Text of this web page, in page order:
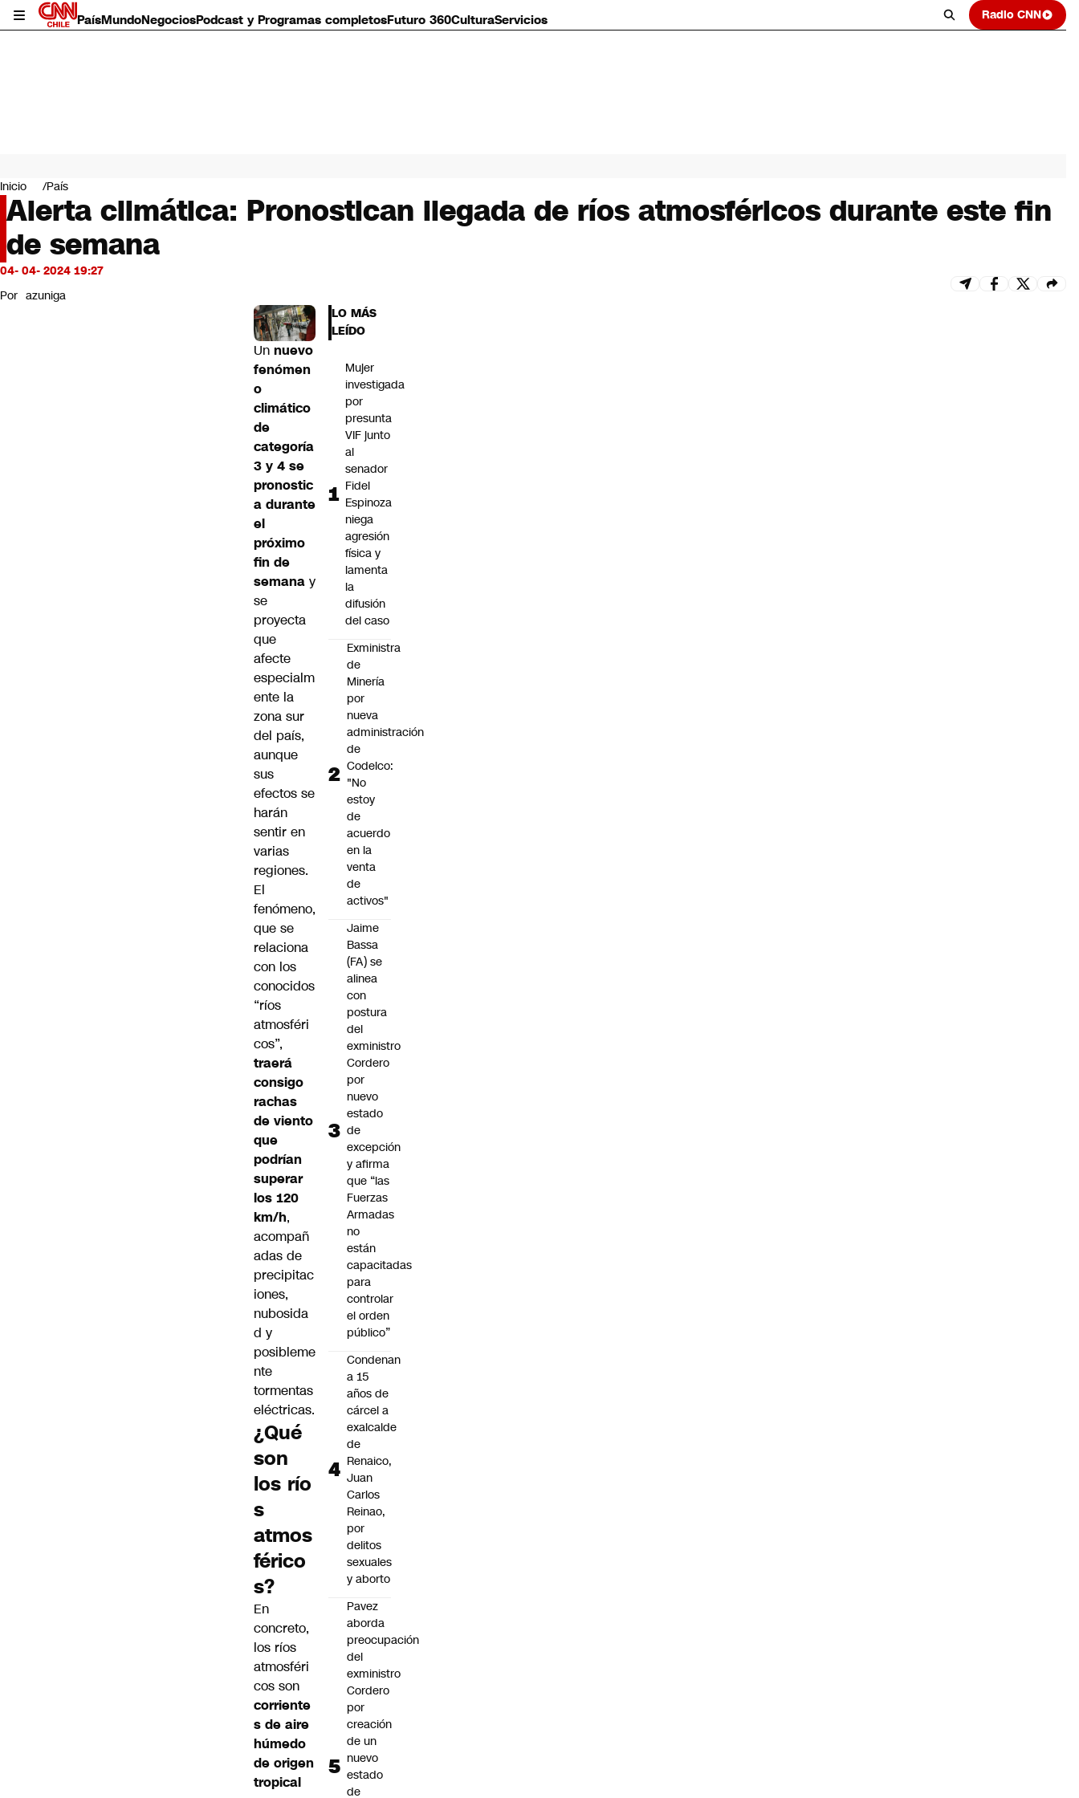
PaísMundoNegociosPodcast y Programas completosFuturo 360CulturaServicios Radio CNN
Mundo
Negocios
Deportes
Programas completos
Cultura
Servicios
CNN Data
Inicio País
Alerta climática: Pronostican llegada de ríos atmosféricos durante este fin
de semana
04- 04- 2024 19:27
Por azuniga
Un nuevo
fenómen
o
climático
de
categoría
3 y 4 se
pronostic
a durante
el
próximo
fin de
semana y
se
proyecta
que
afecte
especialm
ente la
zona sur
del país,
aunque
sus
efectos se
harán
sentir en
varias
regiones.
El
fenómeno,
que se
relaciona
con los
conocidos
“ríos
atmosféri
cos”,
traerá
consigo
rachas
de viento
que
podrían
superar
los 120
km/h,
acompañ
adas de
precipitac
iones,
nubosida
d y
posibleme
nte
tormentas
eléctricas.
¿Qué
son
los río
s
atmos
férico
s?
En
concreto,
los ríos
atmosféri
cos son
corriente
s de aire
húmedo
de origen
tropical
LO MÁS
LEÍDO
Mujer
investigada
por
presunta
VIF junto
al
senador
Fidel
Espinoza
niega
agresión
física y
lamenta
la
difusión
del caso
Exministra
de
Minería
por
nueva
administración
de
Codelco:
"No
estoy
de
acuerdo
en la
venta
de
activos"
Jaime
Bassa
(FA) se
alinea
con
postura
del
exministro
Cordero
por
nuevo
estado
de
excepción
y afirma
que “las
Fuerzas
Armadas
no
están
capacitadas
para
controlar
el orden
público”
Condenan
a 15
años de
cárcel a
exalcalde
de
Renaico,
Juan
Carlos
Reinao,
por
delitos
sexuales
y aborto
Pavez
aborda
preocupación
del
exministro
Cordero
por
creación
de un
nuevo
estado
de